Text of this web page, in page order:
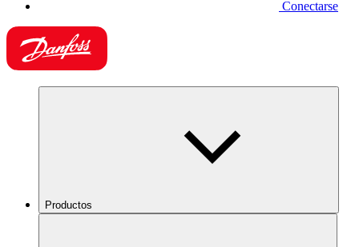
Conectarse
Productos